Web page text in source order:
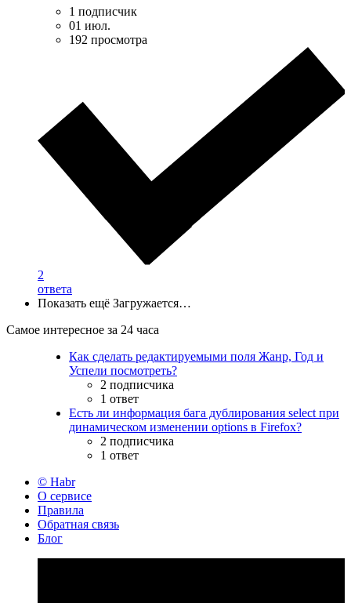
1 подписчик
01 июл.
192 просмотра
2
ответа
Показать ещё Загружается…
Самое интересное за 24 часа
Как сделать редактируемыми поля Жанр, Год и
Успели посмотреть?
2 подписчика
1 ответ
Есть ли информация бага дублирования select при
динамическом изменении options в Firefox?
2 подписчика
1 ответ
© Habr
О сервисе
Правила
Обратная связь
Блог